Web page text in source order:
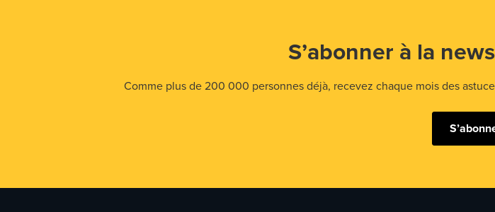
S’abonner à la
Comme plus de 200 000 personnes déjà, recevez chaque mois des